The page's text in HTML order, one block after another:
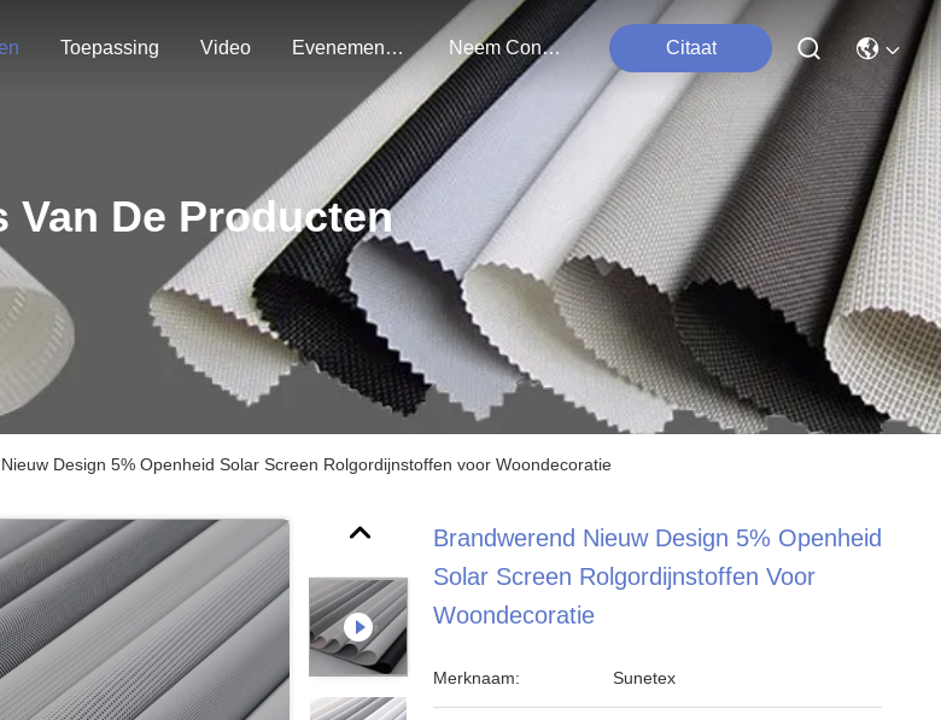
Toepassing Video Evenementen Neem Contact Met Ons Op Citaat
Van De Producten
Design 5% Openheid Solar Screen Rolgordijnstoffen voor Woondecoratie
Brandwerend Nieuw Design 5% Openheid
Solar Screen Rolgordijnstoffen Voor
Woondecoratie
Merknaam: Sunetex